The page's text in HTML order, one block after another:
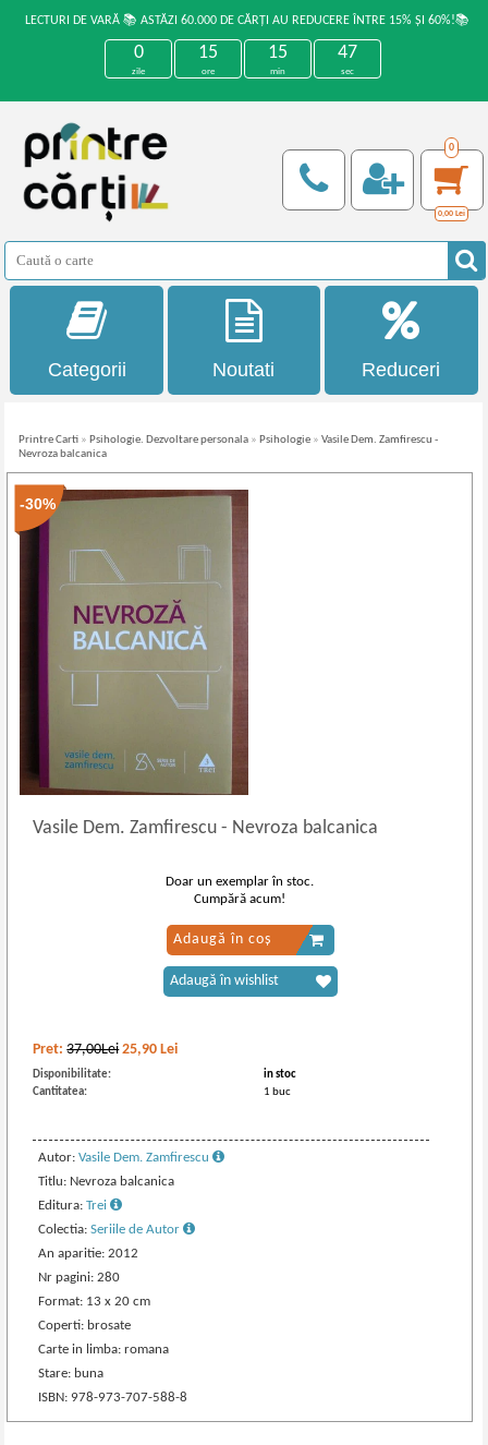
LECTURI DE VARĂ 📚 ASTĂZI 60.000 DE CĂRȚI AU REDUCERE ÎNTRE 15% ȘI 60%!📚
0
zile
15
ore
15
min
46
sec
0
0,00 Lei
Categorii Noutati Reduceri
Printre Carti » Psihologie. Dezvoltare personala » Psihologie »Vasile Dem. Zamfirescu -
Nevroza balcanica
-30%
Vasile Dem. Zamfirescu- Nevroza balcanica
Pret:37,00Lei 25,90 Lei
Disponibilitate:
in stoc
Cantitatea:
1 buc
Autor:Vasile Dem. Zamfirescu
Titlu: Nevroza balcanica
Editura:Trei
Colectia:Seriile de Autor
An aparitie: 2012
Nr pagini: 280
Format: 13 x 20 cm
Coperti: brosate
Carte in limba: romana
Stare: buna
ISBN: 978-973-707-588-8
Doar un exemplar în stoc.
Cumpără acum!
Adaugă în coș
Adaugă în wishlist